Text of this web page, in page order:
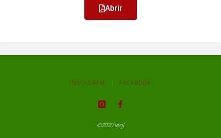
Abrir
INSTAGRAM | FACEBOOK
©2020 iesjl